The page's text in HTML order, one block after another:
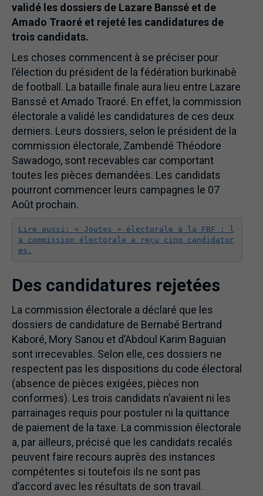
validé les dossiers de Lazare Banssé et de
Amado Traoré et rejeté les candidatures de
trois candidats.
Les choses commencent à se préciser pour
l’élection du président de la fédération burkinabè
de football. La bataille finale aura lieu entre Lazare
Banssé et Amado Traoré. En effet, la commission
électorale a validé les candidatures de ces deux
derniers. Leurs dossiers, selon le président de la
commission électorale, Zambendé Théodore
Sawadogo, sont recevables car comportant
toutes les pièces demandées. Les candidats
pourront commencer leurs campagnes le 07
Août prochain.
Lire aussi: « Joutes » électorale à la FBF : l
a commission électorale a reçu cinq candidatur
es.
Des candidatures rejetées
La commission électorale a déclaré que les
dossiers de candidature de Bernabé Bertrand
Kaboré, Mory Sanou et d’Abdoul Karim Baguian
sont irrecevables. Selon elle, ces dossiers ne
respectent pas les dispositions du code électoral
(absence de pièces exigées, pièces non
conformes). Les trois candidats n’avaient ni les
parrainages requis pour postuler ni la quittance
de paiement de la taxe. La commission électorale
a, par ailleurs, précisé que les candidats recalés
peuvent faire recours auprès des instances
compétentes si toutefois ils ne sont pas
d’accord avec les résultats de son travail.